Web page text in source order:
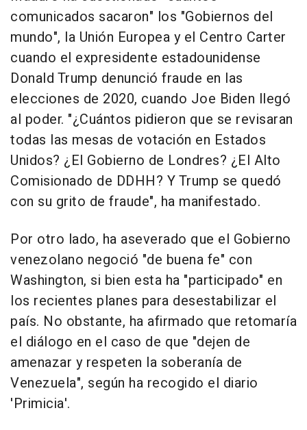
comunicados sacaron" los "Gobiernos del
mundo", la Unión Europea y el Centro Carter
cuando el expresidente estadounidense
Donald Trump denunció fraude en las
elecciones de 2020, cuando Joe Biden llegó
al poder. "¿Cuántos pidieron que se revisaran
todas las mesas de votación en Estados
Unidos? ¿El Gobierno de Londres? ¿El Alto
Comisionado de DDHH? Y Trump se quedó
con su grito de fraude", ha manifestado.
Por otro lado, ha aseverado que el Gobierno
venezolano negoció "de buena fe" con
Washington, si bien esta ha "participado" en
los recientes planes para desestabilizar el
país. No obstante, ha afirmado que retomaría
el diálogo en el caso de que "dejen de
amenazar y respeten la soberanía de
Venezuela", según ha recogido el diario
'Primicia'.